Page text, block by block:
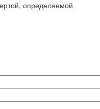
определяемой